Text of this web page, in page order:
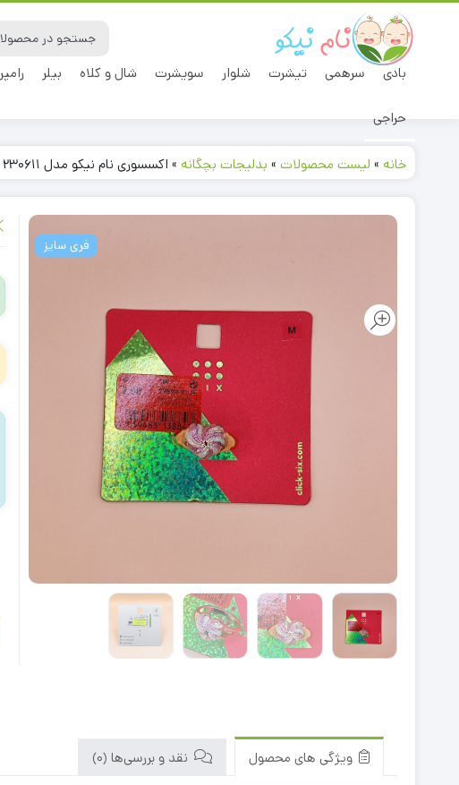
بادی
سرهمی تیشرت شلوار سویشرت شال و کلاه بیلر رامپر
حراجی
خانه » لیست محصولات» بدلیجات بچگانه » اکسسوری نام نیکو مدل 230611
فری سایز
ویژگی های محصول نقد و بررسی‌ها (0) اندازه فری سایز